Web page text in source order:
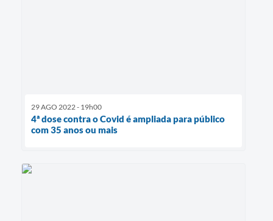
29 AGO 2022 - 19h00
4ª dose contra o Covid é ampliada para público
com 35 anos ou mais